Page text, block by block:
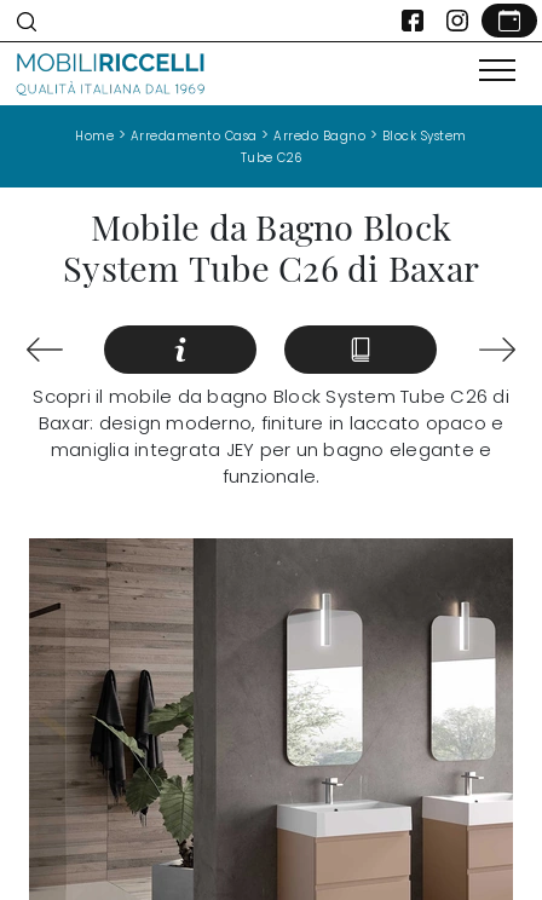
Home > Arredamento Casa >Arredo Bagno > Block System
Tube C26
Mobile da Bagno Block
System Tube C26 di Baxar
Scopri il mobile da bagno Block System Tube C26 di
Baxar: design moderno, finiture in laccato opaco e
maniglia integrata JEY per un bagno elegante e
funzionale.